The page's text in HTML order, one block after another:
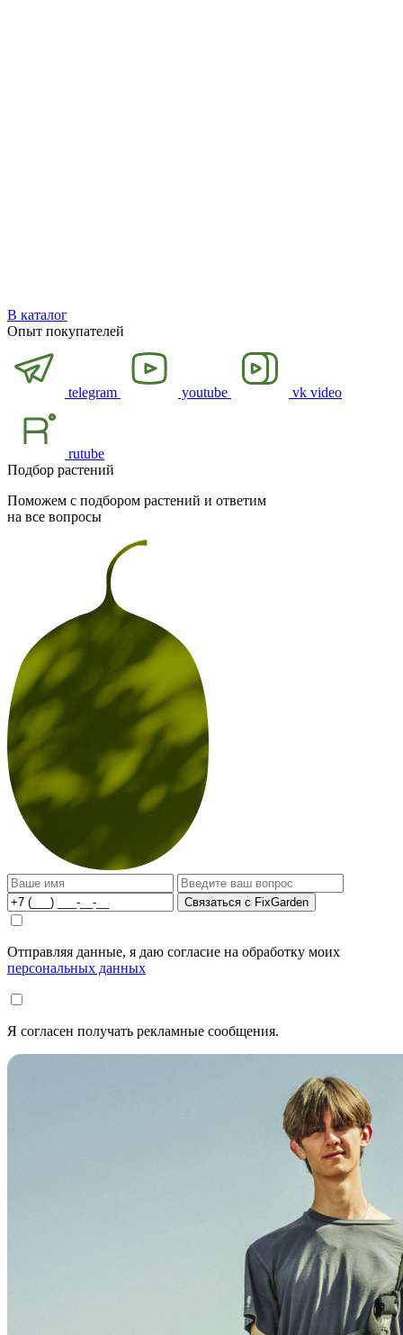
В каталог
Опыт покупателей
telegram youtube vk video
rutube
Подбор растений
Поможем с подбором растений и ответим
на все вопросы
Связаться с FixGarden
Отправляя данные, я даю согласие на обработку моих
персональных данных
Я согласен получать рекламные сообщения.